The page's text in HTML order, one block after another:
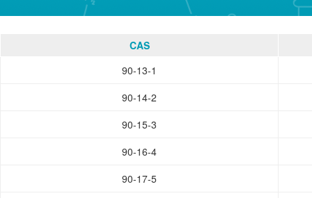
CAS
90-13-1
90-14-2
90-15-3
90-16-4
90-17-5